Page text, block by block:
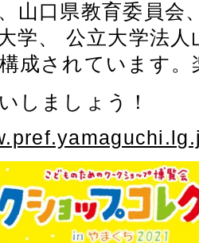
山口県教育委員会
学、 公立大学法
成されています。
しましょう！